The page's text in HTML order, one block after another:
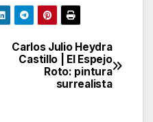
Carlos Julio Heydra
Castillo | El Espejo
Roto: pintura
surrealista